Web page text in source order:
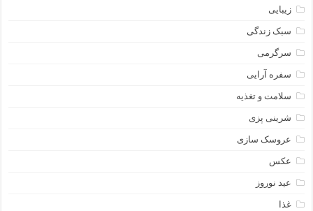
زیبایی
سبک زندگی
سرگرمی
سفره آرایی
سلامت و تغذیه
شرینی پزی
عروسک سازی
عکس
عید نوروز
غذا